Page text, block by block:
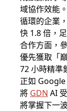
域協作效能
循環的企業
快 1.8 倍，
合作方面，
優先獲取「
72 小時精準
正如
將 GDN AI
將掌握下一